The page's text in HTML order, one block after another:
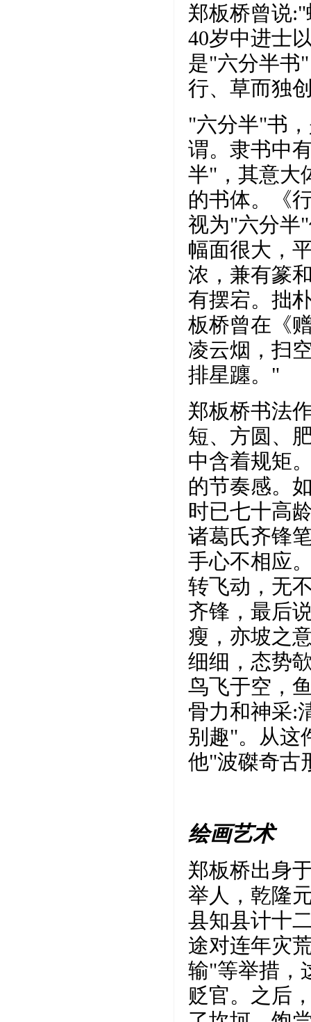
郑板桥曾说
40岁中进士
是"六分半书
行、草而独
"六分半"书
谓。隶书中
半"，其意大
的书体。《
视为"六分半
幅面很大，
浓，兼有篆
有摆宕。拙
板桥曾在《
凌云烟，扫
排星躔。"
郑板桥书法
短、方圆、
中含着规矩
的节奏感。
时已七十高
诸葛氏齐锋
手心不相应
转飞动，无
齐锋，最后
瘦，亦坡之
细细，态势
鸟飞于空，
骨力和神采:
别趣"。从这
他"波磔奇古
绘画艺术
郑板桥出身
举人，乾隆
县知县计十
途对连年灾
输"等举措，
贬官。之后